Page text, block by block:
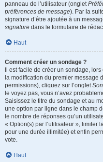
panneau de l’utilisateur (onglet
préférences de message). Par la
signature d’être ajoutée à un
signature dans le formulaire de
Haut
Comment créer un sondage ?
Il est facile de créer un sondage,
la modification du premier message
permissions), cliquez sur l’onglet
le voyez pas, vous n’avez
Saisissez le titre du sondage et au
une option par ligne dans le champ
le nombre de réponses qu’un
« Option(s) par l’utilisateur », limiter
pour une durée illimitée) et enfin
vote.
Haut